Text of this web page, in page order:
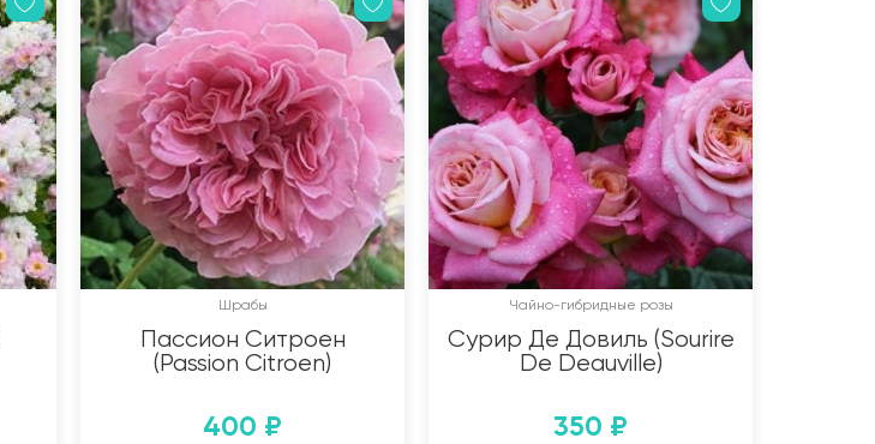
Шрабы
Пассион Ситроен
(Passion Citroen)
400 ₽
Чайно-гибридные розы
Сурир Де Довиль (Sourire
De Deauville)
350 ₽